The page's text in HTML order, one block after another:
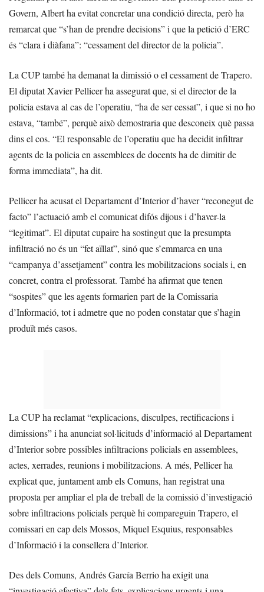
Govern, Albert ha evitat concretar una condició directa, però ha
remarcat que “s’han de prendre decisions” i que la petició d’ERC
és “clara i diàfana”: “cessament del director de la policia”.
La CUP també ha demanat la dimissió o el cessament de Trapero.
El diputat Xavier Pellicer ha assegurat que, si el director de la
policia estava al cas de l’operatiu, “ha de ser cessat”, i que si no ho
estava, “també”, perquè això demostraria que desconeix què passa
dins el cos. “El responsable de l’operatiu que ha decidit infiltrar
agents de la policia en assemblees de docents ha de dimitir de
forma immediata”, ha dit.
Pellicer ha acusat el Departament d’Interior d’haver “reconegut de
facto” l’actuació amb el comunicat difós dijous i d’haver-la
“legitimat”. El diputat cupaire ha sostingut que la presumpta
infiltració no és un “fet aïllat”, sinó que s’emmarca en una
“campanya d’assetjament” contra les mobilitzacions socials i, en
concret, contra el professorat. També ha afirmat que tenen
“sospites” que les agents formarien part de la Comissaria
d’Informació, tot i admetre que no poden constatar que s’hagin
produït més casos.
La CUP ha reclamat “explicacions, disculpes, rectificacions i
dimissions” i ha anunciat sol·licituds d’informació al Departament
d’Interior sobre possibles infiltracions policials en assemblees,
actes, xerrades, reunions i mobilitzacions. A més, Pellicer ha
explicat que, juntament amb els Comuns, han registrat una
proposta per ampliar el pla de treball de la comissió d’investigació
sobre infiltracions policials perquè hi compareguin Trapero, el
comissari en cap dels Mossos, Miquel Esquius, responsables
d’Informació i la consellera d’Interior.
Des dels Comuns, Andrés García Berrio ha exigit una